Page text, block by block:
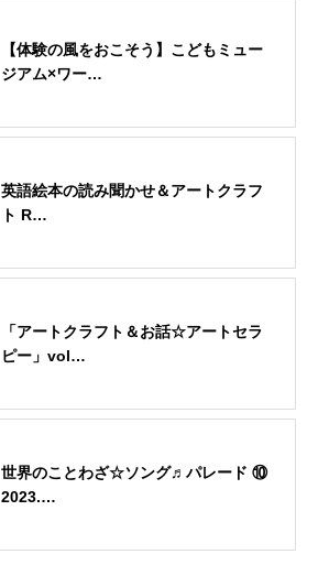
【体験の風をおこそう】こどもミュー
ジアム×ワー…
英語絵本の読み聞かせ＆アートクラフ
ト R…
「アートクラフト＆お話☆アートセラ
ピー」vol…
世界のことわざ☆ソング♬パレード ⑩
2023.…